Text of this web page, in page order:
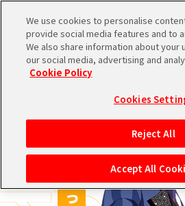
ブランドTOPへ
We use cookies to personalise
provide social media features and to
We also share information about your
our social media, advertising and
Cookie Policy
Cookies
Reject All
Accept All